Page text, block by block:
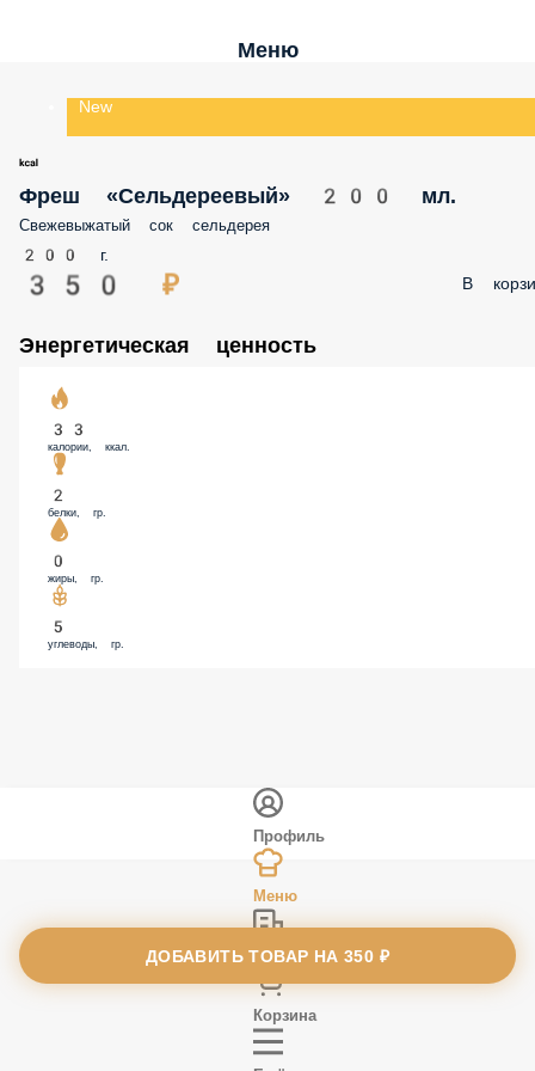
Меню
New
Фреш «Сельдереевый» 200 мл.
Свежевыжатый сок сельдерея
200 г.
350 ₽ В
Энергетическая ценность
33
калории, ккал.
2
белки, гр.
0
жиры, гр.
5
углеводы, гр.
ДОБАВИТЬ ТОВАР НА350 ₽
Профиль
Меню
Заказы
Корзина